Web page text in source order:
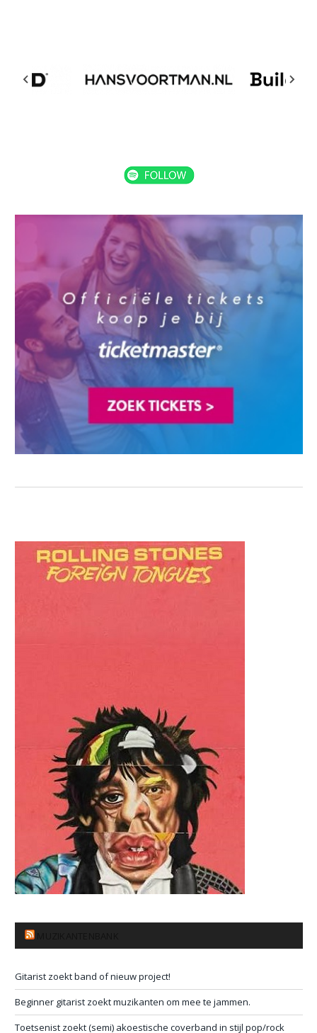
Gitarist zoekt band of nieuw project!
Beginner gitarist zoekt muzikanten om mee te jammen.
Toetsenist zoekt (semi) akoestische coverband in stijl pop/rock